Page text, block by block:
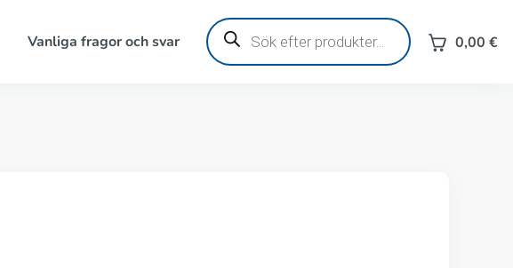
Vanliga fragor och svar
Produktsökning
0,00 €